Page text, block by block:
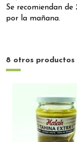
Se recomiendan de
por la mañana.
8 otros productos